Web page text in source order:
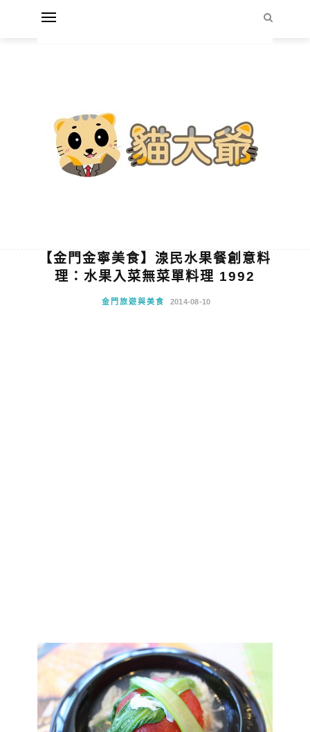
【金門金寧美食】湶民水果餐創意料
理：水果入菜無菜單料理 1992
金門旅遊與美食 2014-08-10